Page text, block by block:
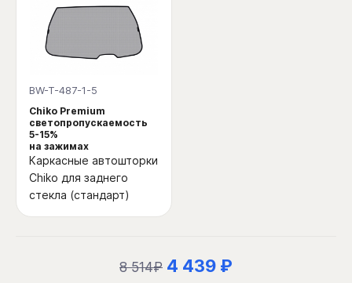
BW-T-487-1-5
Chiko Premium
светопропускаемость
5-15%
на зажимах
Каркасные автошторки
Chiko для заднего
стекла (стандарт)
8 514₽ 4 439 ₽